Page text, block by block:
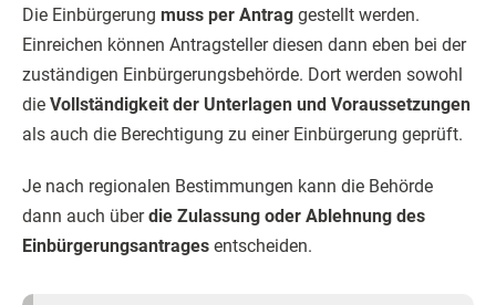
Die Einbürgerung muss per Antrag gestellt werden.
Einreichen können Antragsteller diesen dann eben bei der
zuständigen Einbürgerungsbehörde. Dort werden sowohl
die Vollständigkeit der Unterlagen und Voraussetzungen
als auch die Berechtigung zu einer Einbürgerung geprüft.
Je nach regionalen Bestimmungen kann die Behörde
dann auch überdie Zulassung oder Ablehnung des
Einbürgerungsantrages entscheiden.